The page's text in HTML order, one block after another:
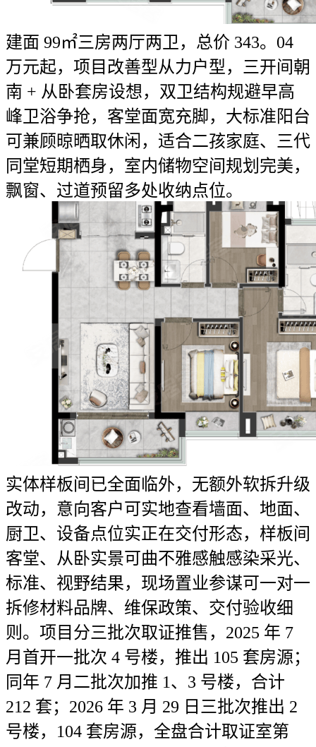
建面 99㎡三房两厅两卫，总价 343。04
万元起，项目改善型从力户型，三开间朝
南 + 从卧套房设想，双卫结构规避早高
峰卫浴争抢，客堂面宽充脚，大标准阳台
可兼顾晾晒取休闲，适合二孩家庭、三代
同堂短期栖身，室内储物空间规划完美，
飘窗、过道预留多处收纳点位。
实体样板间已全面临外，无额外软拆升级
改动，意向客户可实地查看墙面、地面、
厨卫、设备点位实正在交付形态，样板间
客堂、从卧实景可曲不雅感触感染采光、
标准、视野结果，现场置业参谋可一对一
拆修材料品牌、维保政策、交付验收细
则。项目分三批次取证推售，2025 年 7
月首开一批次 4 号楼，推出 105 套房源；
同年 7 月二批次加推 1、3 号楼，合计
212 套；2026 年 3 月 29 日三批次推出 2
号楼，104 套房源，全盘合计取证室第